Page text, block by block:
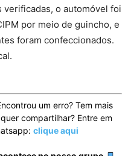
verificadas, o automóvel foi
por meio de guincho, e
foram confeccionados.
um erro? Tem mais
compartilhar? Entre em
clique aqui